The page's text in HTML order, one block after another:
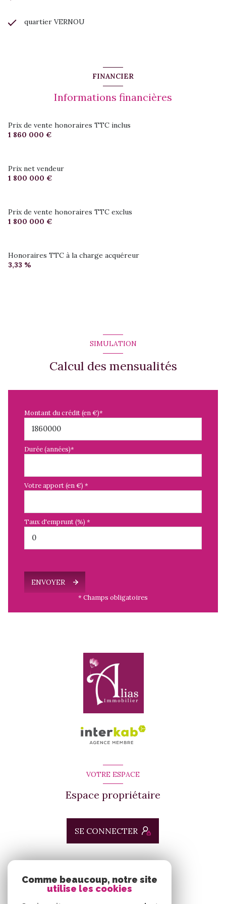
quartier VERNOU
FINANCIER
Informations financières
Prix de vente honoraires TTC inclus
1 860 000 €
Prix net vendeur
1 800 000 €
Prix de vente honoraires TTC exclus
1 800 000 €
Honoraires TTC à la charge acquéreur
3,33 %
SIMULATION
Calcul des mensualités
Montant du crédit (en €)*
Durée (années)*
Votre apport (en €) *
Taux d'emprunt (%) *
ENVOYER
* Champs obligatoires
VOTRE ESPACE
Espace propriétaire
SE CONNECTER
Nous adhérons
Comme beaucoup, notre site
utilise les cookies